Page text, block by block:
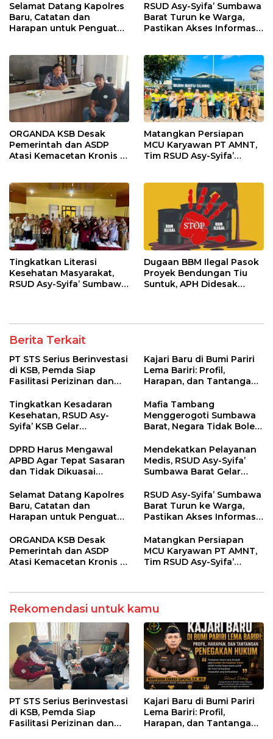
Selamat Datang Kapolres
Baru, Catatan dan
Harapan untuk Penguatan
RSUD Asy-Syifa’ Sumbawa
Barat Turun ke Warga,
Pastikan Akses Informasi
ORGANDA KSB Desak
Pemerintah dan ASDP
Atasi Kemacetan Kronis di
Matangkan Persiapan
MCU Karyawan PT AMNT,
Tim RSUD Asy-Syifa’
Tingkatkan Literasi
Kesehatan Masyarakat,
RSUD Asy-Syifa’ Sumbawa
Dugaan BBM Ilegal Pasok
Proyek Bendungan Tiu
Suntuk, APH Didesak
Berita Terkait
PT STS Serius Berinvestasi
di KSB, Pemda Siap
Fasilitasi Perizinan dan
Regulasi
Kajari Baru di Bumi Pariri
Lema Bariri: Profil,
Harapan, dan Tantangan
Tingkatkan Kesadaran
Kesehatan, RSUD Asy-
Syifa’ KSB Gelar
Melitus pada Lansia
Mafia Tambang
Menggerogoti Sumbawa
Barat, Negara Tidak Boleh
hingga WNA
DPRD Harus Mengawal
APBD Agar Tepat Sasaran
dan Tidak Dikuasai
Tertentu
Mendekatkan Pelayanan
Medis, RSUD Asy-Syifa’
Sumbawa Barat Gelar
Kesehatan di Taliwang
Selamat Datang Kapolres
Baru, Catatan dan
Harapan untuk Penguatan
RSUD Asy-Syifa’ Sumbawa
Barat Turun ke Warga,
Pastikan Akses Informasi
ORGANDA KSB Desak
Pemerintah dan ASDP
Atasi Kemacetan Kronis di
Matangkan Persiapan
MCU Karyawan PT AMNT,
Tim RSUD Asy-Syifa’
Rekomendasi untuk kamu
PT STS Serius Berinvestasi
di KSB, Pemda Siap
Fasilitasi Perizinan dan
Kajari Baru di Bumi Pariri
Lema Bariri: Profil,
Harapan, dan Tantangan